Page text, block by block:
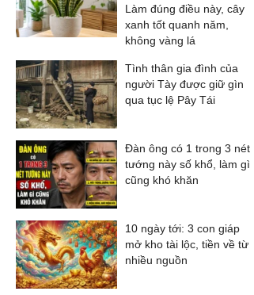
Làm đúng điều này, cây
xanh tốt quanh năm,
không vàng lá
Tình thân gia đình của
người Tày được giữ gìn
qua tục lệ Pây Tái
Đàn ông có 1 trong 3 nét
tướng này số khổ, làm gì
cũng khó khăn
10 ngày tới: 3 con giáp
mở kho tài lộc, tiền về từ
nhiều nguồn